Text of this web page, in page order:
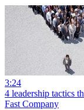
3:24
4 leadership tactics
Fast Company